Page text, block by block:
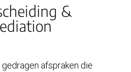
&
afspraken die